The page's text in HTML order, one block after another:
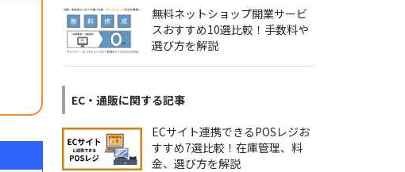
無料ネットショップ開業サービ
スおすすめ10選比較！手数料や
選び方を解説
EC・通販に関する記事
ECサイト連携できるPOSレジお
すすめ7選比較！在庫管理、料
金、選び方を解説